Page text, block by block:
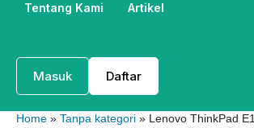
Tentang Kami
Artikel
Masuk Daftar
Home » Tanpa kategori » Lenovo ThinkPad